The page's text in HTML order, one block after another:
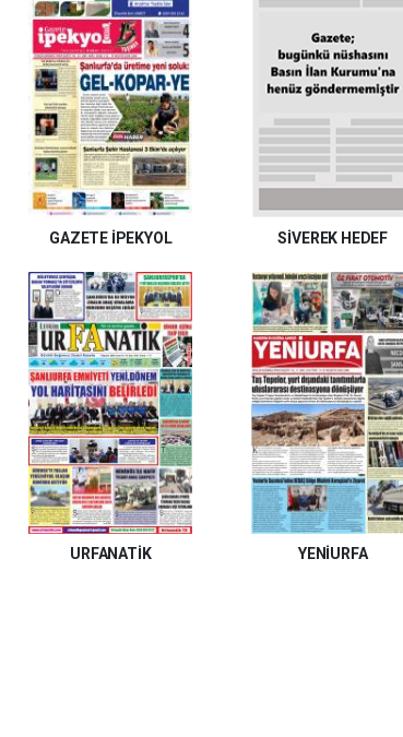
GAZETE İPEKYOL SİVEREK HEDEF
URFANATİK YENİURFA